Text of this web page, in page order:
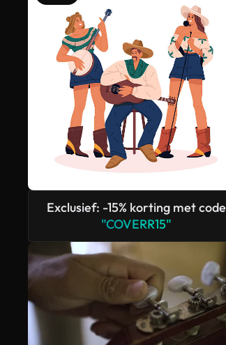
Exclusief: -15% korting met code
"COVERR15"